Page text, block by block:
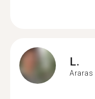
L.
Araras